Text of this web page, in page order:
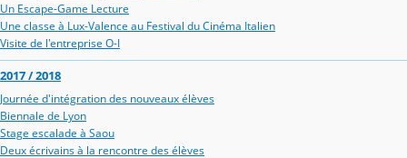
Un Escape-Game Lecture
Une classe à Lux-Valence au Festival du Cinéma Italien
Visite de l'entreprise O-I
2017 / 2018
Journée d'intégration des nouveaux élèves
Biennale de Lyon
Stage escalade à Saou
Deux écrivains à la rencontre des élèves